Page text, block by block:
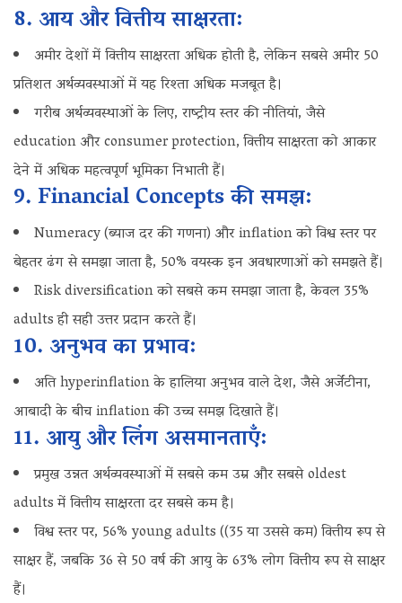
8. आय और वित्तीय साक्षरता:
अमीर देशों में वित्तीय साक्षरता अधिक होती है, लेकिन सबसे अमीर 50
प्रतिशत अर्थव्यवस्थाओं में यह रिश्ता अधिक मजबूत है।
गरीब अर्थव्यवस्थाओं के लिए, राष्ट्रीय स्तर की नीतियां, जैसे
education और consumer protection, वित्तीय साक्षरता को आकार
देने में अधिक महत्वपूर्ण भूमिका निभाती हैं।
9. Financial Concepts की समझ:
Numeracy (ब्याज दर की गणना) और inflation को विश्व स्तर पर
बेहतर ढंग से समझा जाता है, 50% वयस्क इन अवधारणाओं को समझते हैं।
Risk diversification को सबसे कम समझा जाता है, केवल 35%
adults ही सही उत्तर प्रदान करते हैं।
10. अनुभव का प्रभाव:
अति hyperinflation के हालिया अनुभव वाले देश, जैसे अर्जेंटीना,
आबादी के बीच inflation की उच्च समझ दिखाते हैं।
11. आयु और लिंग असमानताएँ:
प्रमुख उन्नत अर्थव्यवस्थाओं में सबसे कम उम्र और सबसे oldest
adults में वित्तीय साक्षरता दर सबसे कम है।
विश्व स्तर पर, 56% young adults ((35 या उससे कम) वित्तीय रूप से
साक्षर हैं, जबकि 36 से 50 वर्ष की आयु के 63% लोग वित्तीय रूप से साक्षर
हैं।